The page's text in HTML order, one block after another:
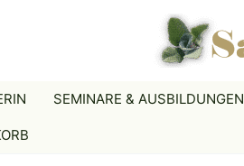
SEMINARE & AUSBILDUNGEN